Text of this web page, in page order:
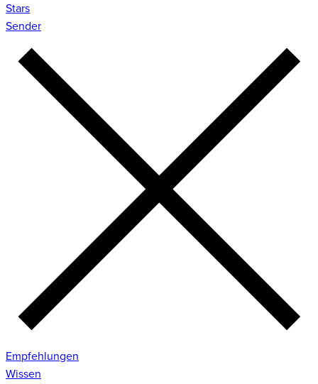
Stars
Sender
Empfehlungen
Wissen